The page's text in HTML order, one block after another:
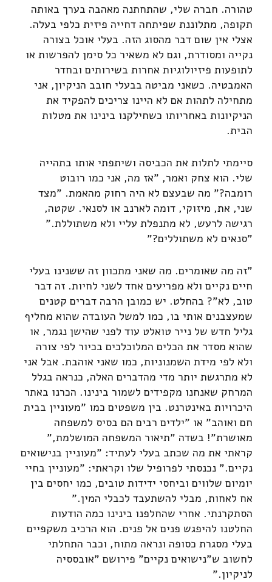
טהורה. חברה שלי, שהתחתנה מאהבה בערך באותה
תקופה, מתלוננת שפיתחה דחייה פיזית כלפי בעלה.
אצלי אין שום דבר מהסוג הזה. בעלי אוכל בצורה
נקייה ומסודרת, וגם לא משאיר כל סימן להפרשות או
לתופעות פיזיולוגיות אחרות בשירותים ובחדר
האמבטיה. כשאני מביטה בבעלי חובב הניקיון, אני
מתחילה לתהות אם לא היינו צריכים להפקיד את
הניקיונות באחריותו כשחילקנו בינינו את מטלות
הבית.
סיימתי לתלות את הכביסה ושיתפתי אותו בתהייה
שלי. הוא צחק ואמר, "אז מה, אני כמו רובוט
רומבה?" מה שבעצם לא היה רחוק מהאמת. "מצד
שני, את, מיזּוקי, דומה לארנב או לסנאי. שקטה,
רגישה לרעש, לא מתנפלת עליי ולא משתוללת."
"סנאים לא משתוללים?"
"זה מה שאומרים. מה שאני מתכוון זה ששנינו בעלי
חיים נקיים ולא מפריעים אחד לשני לחיות. זה דבר
טוב, לא"? בהחלט. יש כמובן הרבה דברים קטנים
שמעצבנים אותי בו, כמו למשל העובדה שהוא מחליף
גליל חדש של נייר טואלט עוד לפני שהישן נגמר, או
שהוא מסדר את הכלים המלוכלכים בכיור לפי צורה
ולא לפי מידת השמנוניות, כמו שאני אוהבת. אבל אני
לא מתרגשת יותר מדי מהדברים האלה, כנראה בגלל
המרחק שאנחנו מקפידים לשמור בינינו. הכרנו באתר
היכרויות באינטרנט. בין משפטים כמו "מעוניין בבית
חם ואוהב" או "ילדים רבים הם בסיס למשפחה
מאושרת"! בשדה "תיאור המשפחה המושלמת,"
קראתי את מה שכתב בעלי לעתיד: "מעוניין בנישואים
נקיים." נכנסתי לפרופיל שלו וקראתי: "מעוניין בחיי
יומיום שלווים וביחסי ידידות טובים, כמו יחסים בין
אח לאחות, מבלי להשתעבד לכבלי המין."
הסתקרנתי. אחרי שהחלפנו בינינו כמה הודעות
החלטנו להיפגש פנים אל פנים. הוא הרכיב משקפיים
בעלי מסגרת כסופה ונראה מתוח, וכבר התחלתי
לחשוב ש"נישואים נקיים" פירושם "אובססיה
לניקיון."